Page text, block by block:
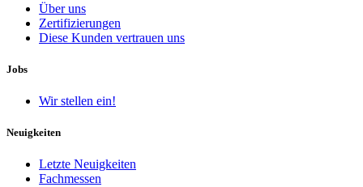
Über uns
Zertifizierungen
Diese Kunden vertrauen uns
Jobs
Wir stellen ein!
Neuigkeiten
Letzte Neuigkeiten
Fachmessen